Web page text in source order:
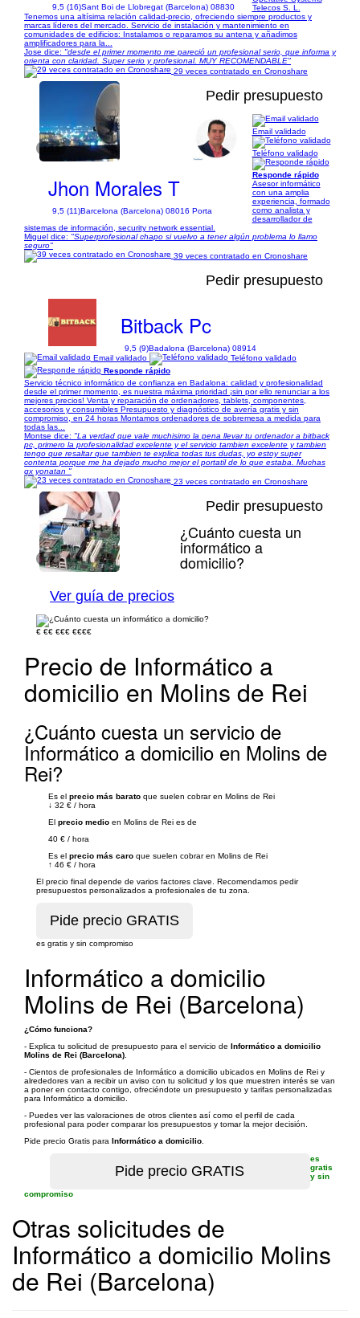
9,5 (16)Sant Boi de Llobregat (Barcelona) 08830
Telecos S. L.
Tenemos una altísima relación calidad-precio, ofreciendo siempre productos y
marcas líderes del mercado. Servicio de instalación y mantenimiento en
comunidades de edificios: Instalamos o reparamos su antena y añadimos
amplificadores para la...
Jose dice: "desde el primer momento me pareció un profesional serio, que informa y
orienta con claridad. Super serio y profesional. MUY RECOMENDABLE"
29 veces contratado en Cronoshare
1/13
Pedir presupuesto
Jhon Morales T
9,5 (11)Barcelona (Barcelona) 08016 Porta
Email validado
Teléfono validado
Responde rápido
Asesor informático
con una amplia
experiencia, formado
como analista y
desarrollador de
sistemas de información, security network essential.
Miguel dice: "Superprofesional chapo si vuelvo a tener algún problema lo llamo
seguro"
39 veces contratado en Cronoshare
Pedir presupuesto
Bitback Pc
9,5 (9)Badalona (Barcelona) 08914
Email validado
Teléfono validado
Responde rápido
Servicio técnico informático de confianza en Badalona: calidad y profesionalidad
desde el primer momento, es nuestra máxima prioridad ¡sin por ello renunciar a los
mejores precios! Venta y reparación de ordenadores, tablets, componentes,
accesorios y consumibles Presupuesto y diagnóstico de avería gratis y sin
compromiso, en 24 horas Montamos ordenadores de sobremesa a medida para
todas las...
Montse dice: "La verdad que vale muchisimo la pena llevar tu ordenador a bitback
pc, primero la profesionalidad excelente y el servicio tambien excelente y tambien
tengo que resaltar que tambien te explica todas tus dudas, yo estoy super
contenta porque me ha dejado mucho mejor el portatil de lo que estaba. Muchas
gx yonatan "
23 veces contratado en Cronoshare
1/2
Pedir presupuesto
¿Cuánto cuesta un
informático a
domicilio?
Ver guía de precios
€ €€ €€€ €€€€
Precio de Informático a
domicilio en Molins de Rei
¿Cuánto cuesta un servicio de
Informático a domicilio en Molins de
Rei?
Es el precio más barato que suelen cobrar en Molins de Rei
↓ 32 € / hora
El precio medio en Molins de Rei es de
40 € / hora
Es el precio más caro que suelen cobrar en Molins de Rei
↑ 46 € / hora
El precio final depende de varios factores clave. Recomendamos pedir
presupuestos personalizados a profesionales de tu zona.
es gratis y sin compromiso
Informático a domicilio
Molins de Rei (Barcelona)
¿Cómo funciona?
- Explica tu solicitud de presupuesto para el servicio de Informático a domicilio
Molins de Rei (Barcelona)
- Cientos de profesionales de Informático a domicilio ubicados en Molins de Rei y
alrededores van a recibir un aviso con tu solicitud y los que muestren interés se van
a poner en contacto contigo, ofreciéndote un presupuesto y tarifas personalizadas
para Informático a domicilio.
- Puedes ver las valoraciones de otros clientes así como el perfil de cada
profesional para poder comparar los presupuestos y tomar la mejor decisión.
Pide precio Gratis para Informático a domicilio
es
gratis
y sin
compromiso
Otras solicitudes de
Informático a domicilio Molins
de Rei (Barcelona)